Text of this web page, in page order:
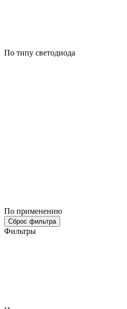
По типу светодиода
По применению
Сброс фильтра
Фильтры